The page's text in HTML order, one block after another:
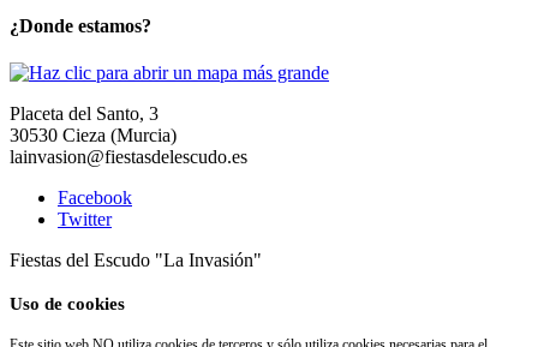
¿Donde estamos?
Placeta del Santo, 3
30530 Cieza (Murcia)
lainvasion@fiestasdelescudo.es
Facebook
Twitter
Fiestas del Escudo "La Invasión"
Uso de cookies